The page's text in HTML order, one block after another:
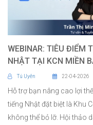
WEBINAR: TIÊU ĐIỂM
NHẬT TẠI KCN MIỀN
Tú Uyên 22-04-2026
Hỗ trợ bạn nâng cao lợi
tiếng Nhật đặt biệt là Khu
không thể bỏ lỡ. Hội thảo